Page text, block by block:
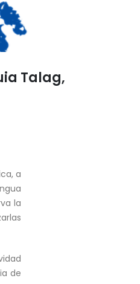
Talag,
a
la
de